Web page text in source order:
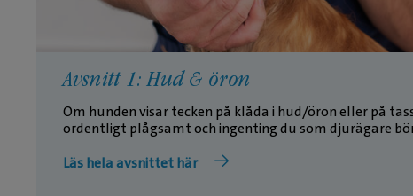
Avsnitt 1: Hud & öron
Om hunden visar tecken på klåda i hud/öron eller på
ordentligt plågsamt och ingenting du som djurägare
Läs hela avsnittet här